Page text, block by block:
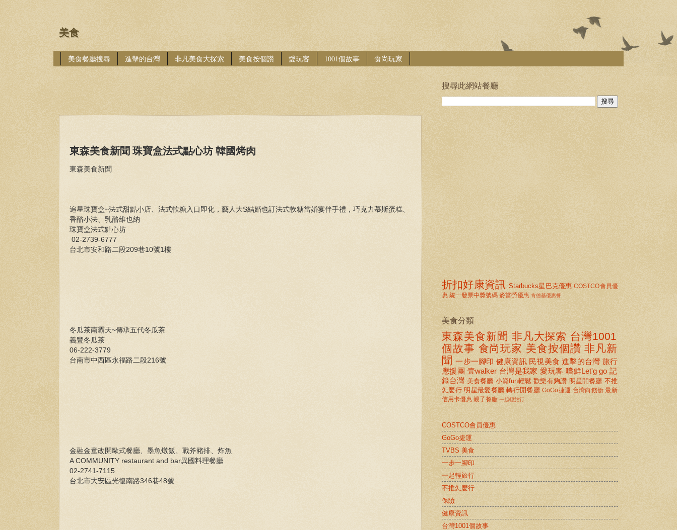
美食
美食餐廳搜尋 進擊的台灣 非凡美食大探索 美食按個讚 愛玩客 1001個故事 食尚玩家
東森美食新聞 珠寶盒法式點心坊 韓國烤肉
東森美食新聞
追星珠寶盒~法式甜點小店、法式軟糖入口即化，藝人大S結婚也訂法式軟糖當婚宴伴手禮，巧克力慕斯蛋糕、
香酪小法、乳酪維也納
珠寶盒法式點心坊
02-2739-6777
台北市安和路二段209巷10號1樓
冬瓜茶南霸天~傳承五代冬瓜茶
義豐冬瓜茶
06-222-3779
台南市中西區永福路二段216號
金融金童改開歐式餐廳、墨魚燉飯、戰斧豬排、炸魚
A COMMUNITY restaurant and bar異國料理餐廳
02-2741-7115
台北市大安區光復南路346巷48號
搜尋此網站餐廳
折扣好康資訊 Starbucks星巴克優惠 COSTCO會員優
惠 統一發票中獎號碼 麥當勞優惠 肯德基優惠餐
美食分類
東森美食新聞 非凡大探索 台灣1001
個故事 食尚玩家 美食按個讚 非凡新
聞 一步一腳印 健康資訊 民視美食 進擊的台灣 旅行
應援團 壹walker 台灣是我家 愛玩客 嚐鮮Let'g go 記
錄台灣 美食餐廳 小資fun輕鬆 歡樂有夠讚 明星開餐廳 不推
怎麼行 明星最愛餐廳 轉行開餐廳 GoGo捷運 台灣向錢衝 最新
信用卡優惠 親子餐廳 一起輕旅行
COSTCO會員優惠
GoGo捷運
TVBS 美食
一步一腳印
一起輕旅行
不推怎麼行
保險
健康資訊
台灣1001個故事